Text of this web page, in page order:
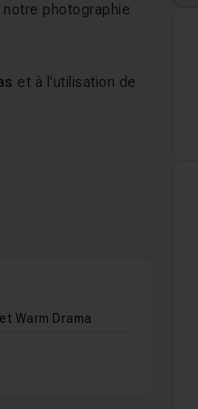
photographie
et à l'utilisation de
Warm Drama